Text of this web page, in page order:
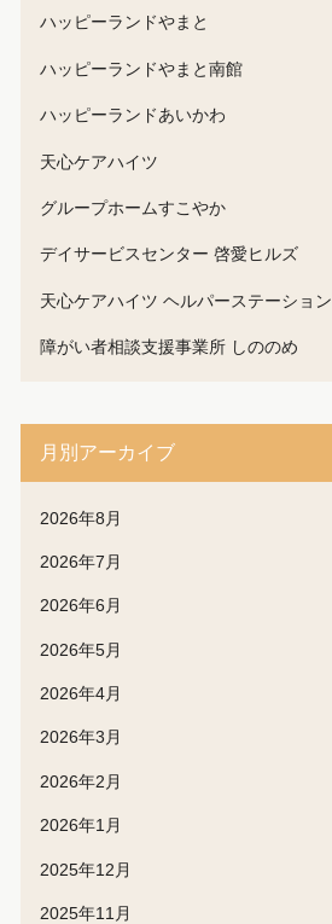
ハッピーランドやまと
ハッピーランドやまと南館
ハッピーランドあいかわ
天心ケアハイツ
グループホームすこやか
デイサービスセンター 啓愛ヒルズ
天心ケアハイツ ヘルパーステーション
障がい者相談支援事業所 しののめ
月別アーカイブ
2026年8月
2026年7月
2026年6月
2026年5月
2026年4月
2026年3月
2026年2月
2026年1月
2025年12月
2025年11月